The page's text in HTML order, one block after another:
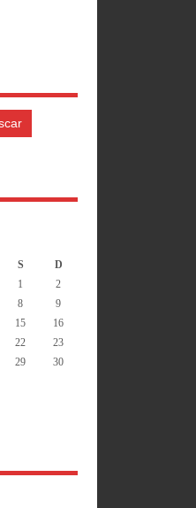
S
D
1
2
8
9
15
16
22
23
29
30